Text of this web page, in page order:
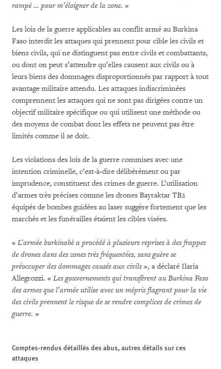
rampé … pour m’éloigner de la zone. »
Les lois de la guerre applicables au conflit armé au Burkina
Faso interdit les attaques qui prennent pour cible les civils et
biens civils, qui ne distinguent pas entre civils et combattants,
ou dont on peut s’attendre qu’elles causent aux civils ou à
leurs biens des dommages disproportionnés par rapport à tout
avantage militaire attendu. Les attaques indiscriminées
comprennent les attaques qui ne sont pas dirigées contre un
objectif militaire spécifique ou qui utilisent une méthode ou
des moyens de combat dont les effets ne peuvent pas être
limités comme il se doit.
Les violations des lois de la guerre commises avec une
intention criminelle, c’est-à-dire délibérément ou par
imprudence, constituent des crimes de guerre. L’utilisation
d’armes très précises comme les drones Bayraktar TB2
équipés de bombes guidées au laser suggère fortement que les
marchés et les funérailles étaient les cibles visées.
« L’armée burkinabè a procédé à plusieurs reprises à des frappes
de drones dans des zones très fréquentées, sans guère se
préoccuper des dommages causés aux civils», a déclaré Ilaria
Allegrozzi. « Les gouvernements qui transfèrent au Burkina Faso
des armes que l’armée utilise avec un mépris flagrant pour la vie
des civils prennent le risque de se rendre complices de crimes de
guerre. »
Comptes-rendus détaillés des abus, autres détails sur ces
attaques